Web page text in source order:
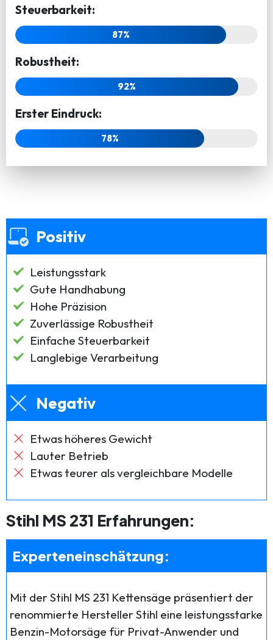
Steuerbarkeit:
87%
Robustheit:
92%
Erster Eindruck:
78%
Positiv
Leistungsstark
Gute Handhabung
Hohe Präzision
Zuverlässige Robustheit
Einfache Steuerbarkeit
Langlebige Verarbeitung
Negativ
Etwas höheres Gewicht
Lauter Betrieb
Etwas teurer als vergleichbare Modelle
Stihl MS 231 Erfahrungen:
Experteneinschätzung:
Mit der Stihl MS 231 Kettensäge präsentiert der
renommierte Hersteller Stihl eine leistungsstarke
Benzin-Motorsäge für Privat-Anwender und